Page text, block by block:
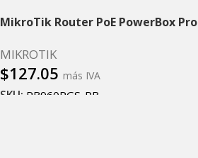
MikroTik Router PoE PowerBox Pro
MIKROTIK
$127.05 más IVA
SKU: RB960PGS-PB